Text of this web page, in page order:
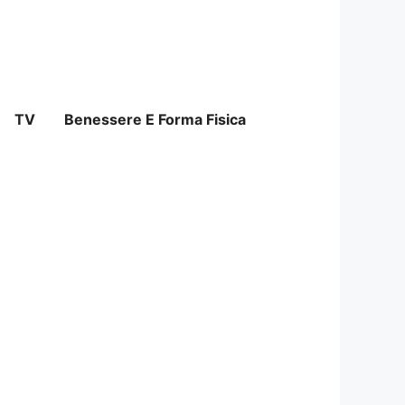
TV Benessere E Forma Fisica